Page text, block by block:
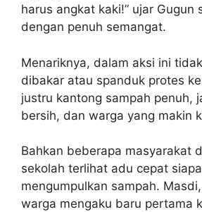
harus angkat kaki!” ujar Gugun
dengan penuh semangat.
Menariknya, dalam aksi ini
dibakar atau spanduk protes
justru kantong sampah penuh,
bersih, dan warga yang makin
Bahkan beberapa masyarakat
sekolah terlihat adu cepat
mengumpulkan sampah.
warga mengaku baru pertama